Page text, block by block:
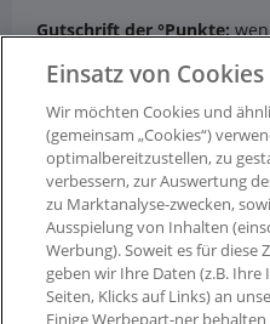
Gutschrift der °Punkte:
nicht von Ihrem
Ausgenommen von der
- Stornierte Bestellungen
Einsatz von Cookies
Wir möchten Cookies und
(gemeinsam „Cookies“)
optimalbereitzustellen, zu
verbessern, zur Auswertung
zu Marktanalyse-zwecken,
Ausspielung von Inhalten
Werbung). Soweit es für diese
geben wir Ihre Daten (z.B. Ihre
Seiten, Klicks auf Links) an
Einige Werbepart-ner